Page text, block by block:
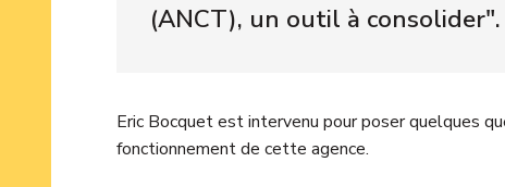
(ANCT), un outil à consolider".
Eric Bocquet est intervenu pour poser quelques
fonctionnement de cette agence.